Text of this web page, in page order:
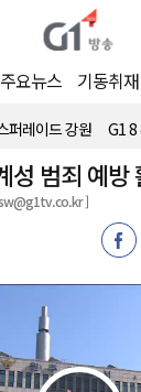
요뉴스 기동취재
퍼레이드 강원 G1 8
성 범죄 예방
]